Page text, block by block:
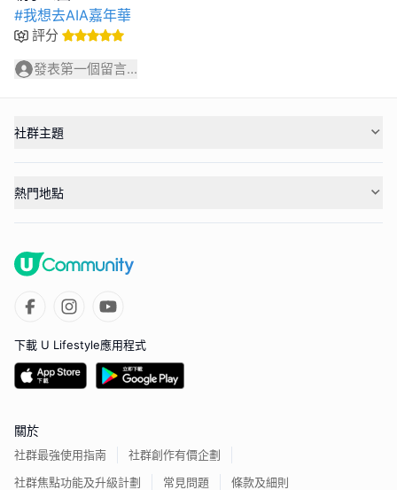
#我想去AIA嘉年華
評分
發表第一個留言...
社群主題
熱門地點
下載 U Lifestyle應用程式
關於
社群最強使用指南
社群創作有價企劃
社群焦點功能及升級計劃
常見問題 條款及細則